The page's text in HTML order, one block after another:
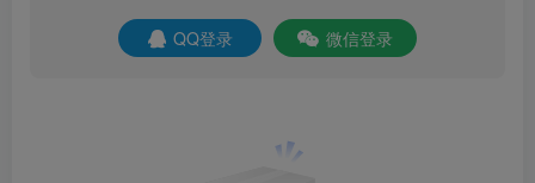
QQ登录 微信登录